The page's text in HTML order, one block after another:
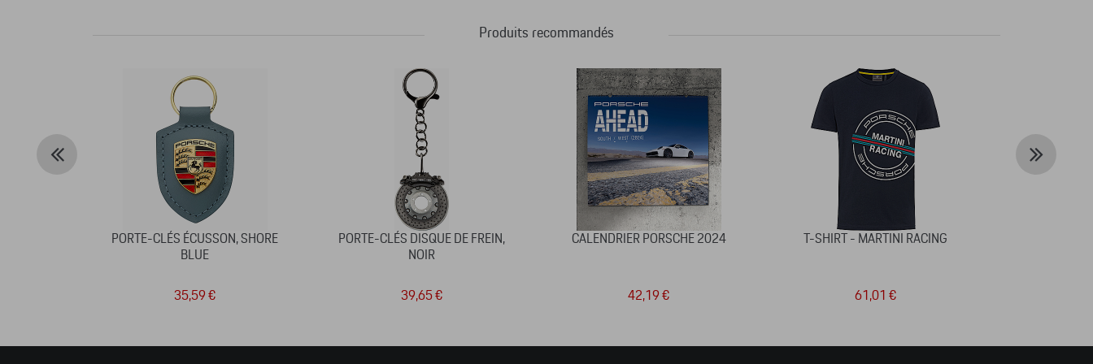
Produits recommandés
PORTE-CLÉS ÉCUSSON, SHORE
BLUE
35,59 €
PORTE-CLÉS DISQUE DE FREIN,
NOIR
39,65 €
CALENDRIER PORSCHE 2024
42,19 €
T-SHIRT - MARTINI RACING
61,01 €